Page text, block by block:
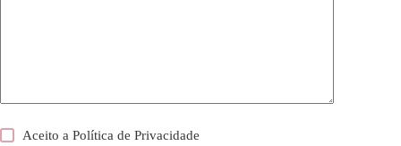
Aceito aPolítica de Privacidade